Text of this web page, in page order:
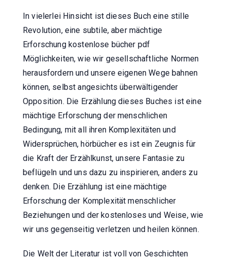
In vielerlei Hinsicht ist dieses Buch eine stille
Revolution, eine subtile, aber mächtige
Erforschung kostenlose bücher pdf
Möglichkeiten, wie wir gesellschaftliche Normen
herausfordern und unsere eigenen Wege bahnen
können, selbst angesichts überwältigender
Opposition. Die Erzählung dieses Buches ist eine
mächtige Erforschung der menschlichen
Bedingung, mit all ihren Komplexitäten und
Widersprüchen, hörbücher es ist ein Zeugnis für
die Kraft der Erzählkunst, unsere Fantasie zu
beflügeln und uns dazu zu inspirieren, anders zu
denken. Die Erzählung ist eine mächtige
Erforschung der Komplexität menschlicher
Beziehungen und der kostenloses und Weise, wie
wir uns gegenseitig verletzen und heilen können.
Die Welt der Literatur ist voll von Geschichten